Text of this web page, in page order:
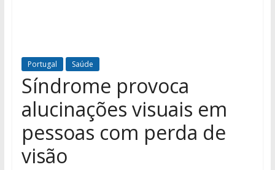
Portugal Saúde
Síndrome provoca
alucinações visuais em
pessoas com perda de
visão